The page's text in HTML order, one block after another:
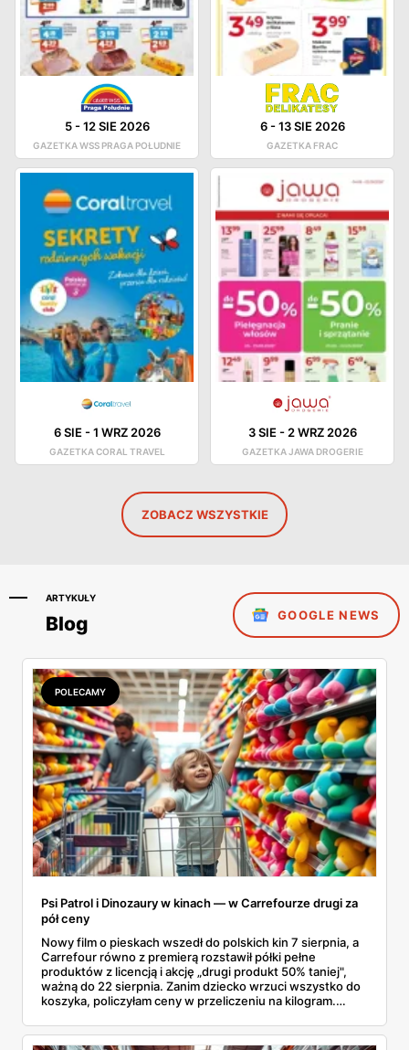
5-12 SIE 2026
GAZETKA WSS PRAGA POŁUDNIE
6-13 SIE 2026
GAZETKA FRAC
6 SIE -1 WRZ 2026
GAZETKA CORAL TRAVEL
3 SIE - 2 WRZ 2026
GAZETKA JAWA DROGERIE
ZOBACZ WSZYSTKIE
ARTYKUŁY
Blog GOOGLE NEWS
POLECAMY
Psi Patrol i Dinozaury w kinach — w Carrefourze drugi za
pół ceny
Nowy film o pieskach wszedł do polskich kin 7 sierpnia, a
Carrefour równo z premierą rozstawił półki pełne
produktów z licencją i akcję „drugi produkt 50% taniej",
ważną do 22 sierpnia. Zanim dziecko wrzuci wszystko do
koszyka, policzyłam ceny w przeliczeniu na kilogram.
prawie 140 zł za kilogram, ale lody do mrożenia i rurki
waflowe bronią się nawet bez rabatu.